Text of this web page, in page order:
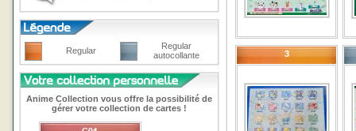
Regular
Regular
autocollante
Anime Collection vous offre la possibilité de
gérer votre collection de cartes !
3